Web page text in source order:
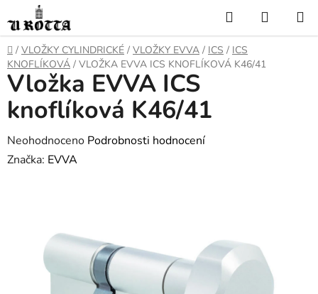
na
obsah
Hledat
KOŠÍK
DOMŮ
/ VLOŽKY CYLINDRICKÉ / VLOŽKY EVVA / ICS / ICS
KNOFLÍKOVÁ / VLOŽKA EVVA ICS KNOFLÍKOVÁ K46/41
Vložka EVVA ICS
knoflíková K46/41
Průměrné
hodnocení
hvězdiček.
Neohodnoceno Podrobnosti hodnocení
Značka: EVVA